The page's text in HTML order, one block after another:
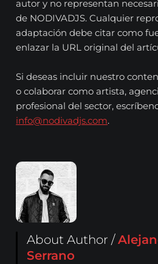
autor y no representan
de NODIVADJS. Cualquier
adaptación debe citar como
enlazar la URL original del
Si deseas incluir nuestro
o colaborar como artista,
profesional del sector,
info@nodivadjs.com.
About Author /
Serrano